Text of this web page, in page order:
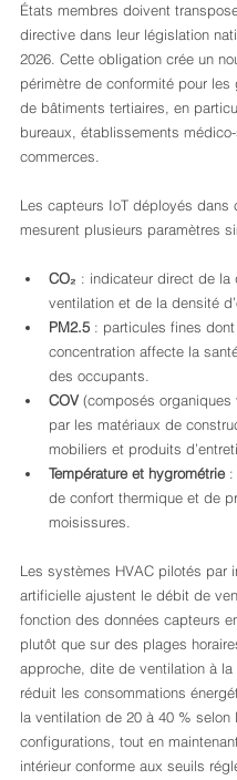
États membres doivent
directive dans leur législation
2026. Cette obligation crée un
périmètre de conformité pour les
de bâtiments tertiaires, en
bureaux, établissements
commerces.
Les capteurs IoT déployés dans
mesurent plusieurs paramètres
CO₂ : indicateur direct de la
ventilation et de la densité
PM2.5 : particules fines
concentration affecte la
des occupants.
COV (composés organiques
par les matériaux de
mobiliers et produits
Température et hygrométrie :
de confort thermique et de
moisissures.
Les systèmes HVAC pilotés par
artificielle ajustent le débit de
fonction des données capteurs
plutôt que sur des plages
approche, dite de ventilation à la
réduit les consommations
la ventilation de 20 à 40 % selon
configurations, tout en
intérieur conforme aux seuils